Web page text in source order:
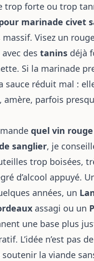
trop forte ou trop
marinade civet
massif. Visez un
des tanins déjà
Si la marinade
sauce réduit mal :
amère, parfois
quel vin
sanglier, je
trop boisées,
d’alcool appuyé.
années, un
assagi ou un
une base plus
L’idée n’est pas
soutenir la viande